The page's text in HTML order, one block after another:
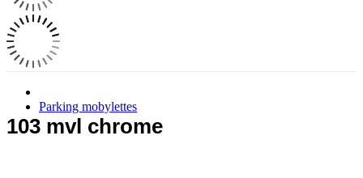
Parking mobylettes
103 mvl chrome